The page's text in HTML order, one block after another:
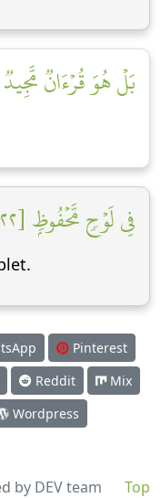
بَلۡ هُوَ قُرۡءَانٞ مَّجِيدٞ
فِي لَوۡحٖ مَّحۡفُوظِۭ [٢٢]
Pinterest
Reddit
Mix
Wordpress
Top
by DEV team